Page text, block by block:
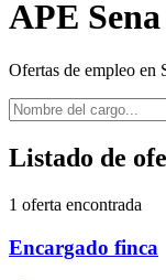
APE
Ofertas de empleo en
Listado de
1 oferta encontrada
Encargado finca